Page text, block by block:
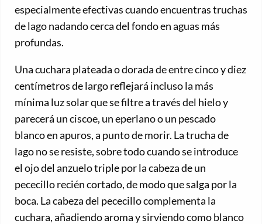
especialmente efectivas cuando encuentras truchas
de lago nadando cerca del fondo en aguas más
profundas.
Una cuchara plateada o dorada de entre cinco y diez
centímetros de largo reflejará incluso la más
mínima luz solar que se filtre a través del hielo y
parecerá un ciscoe, un eperlano o un pescado
blanco en apuros, a punto de morir. La trucha de
lago no se resiste, sobre todo cuando se introduce
el ojo del anzuelo triple por la cabeza de un
pececillo recién cortado, de modo que salga por la
boca. La cabeza del pececillo complementa la
cuchara, añadiendo aroma y sirviendo como blanco